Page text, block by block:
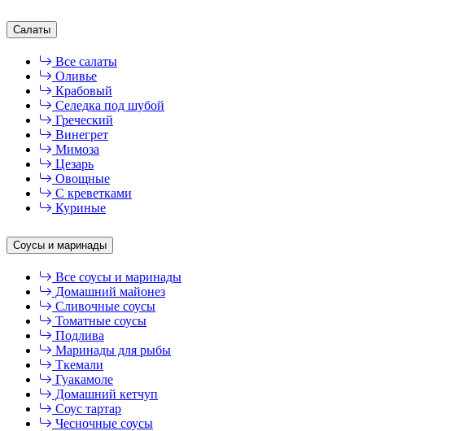
Салаты
Все салаты
Оливье
Крабовый
Селедка под шубой
Греческий
Винегрет
Мимоза
Цезарь
Овощные
С креветками
Куриные
Соусы и маринады
Все соусы и маринады
Домашний майонез
Сливочные соусы
Томатные соусы
Подлива
Маринады для рыбы
Ткемали
Гуакамоле
Домашний кетчуп
Соус тартар
Чесночные соусы